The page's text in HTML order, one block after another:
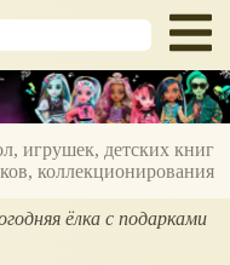
игрушек, детских книг
коллекционирования
ёлка с подарками